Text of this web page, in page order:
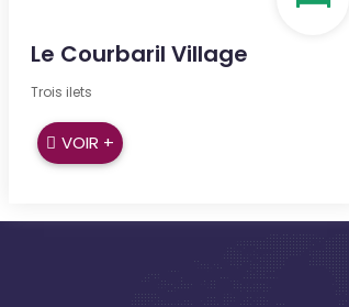
Le Courbaril Village
Trois ilets
VOIR +